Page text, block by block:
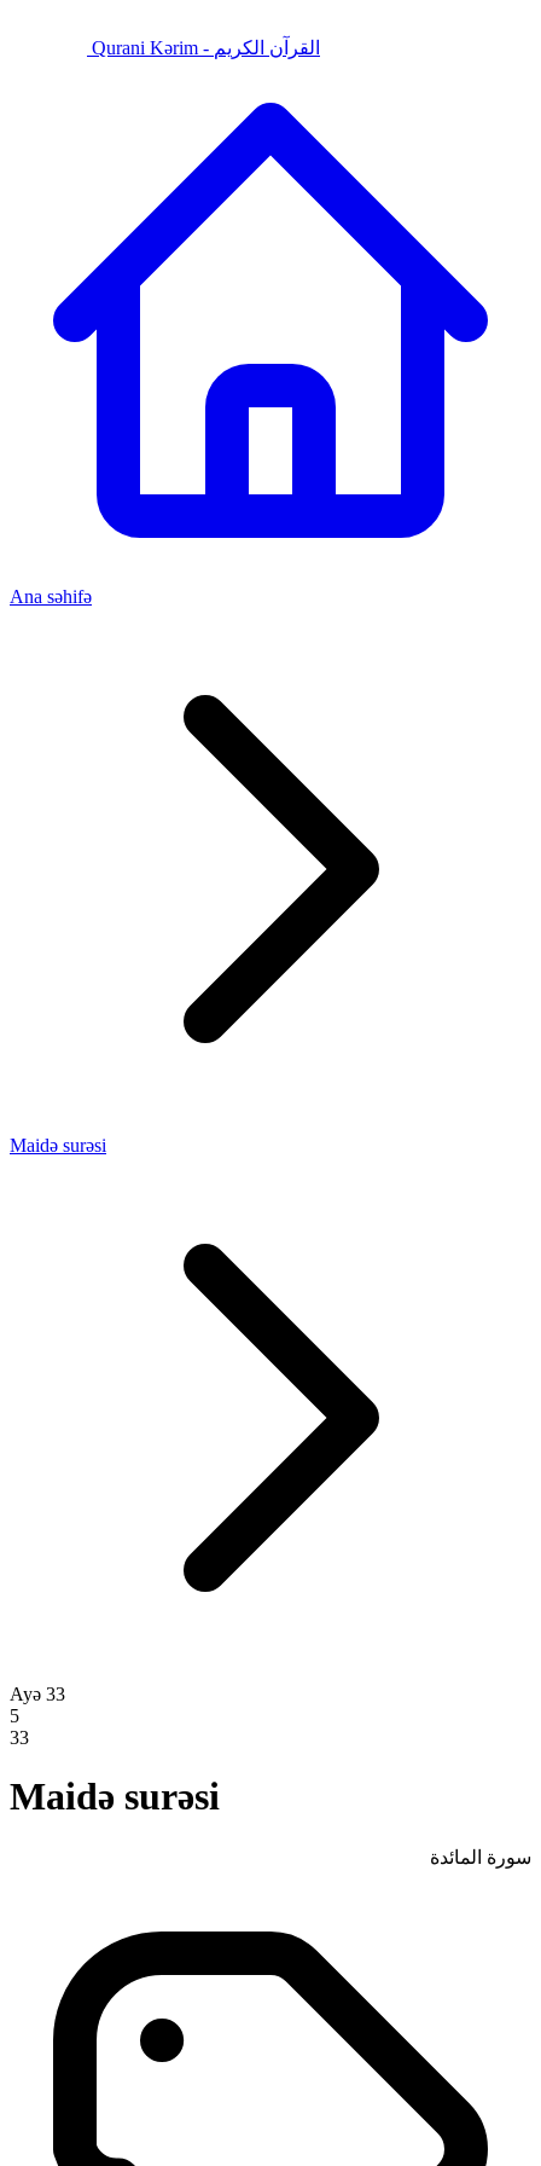
Qurani Kərim - القرآن الكريم
Ana səhifə
Maidə surəsi
Ayə 33
5
33
Maidə surəsi
سورة المائدة